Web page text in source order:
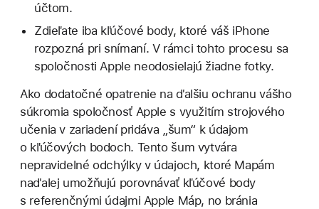
účtom.
Zdieľate iba kľúčové body, ktoré váš iPhone
rozpozná pri snímaní. V rámci tohto procesu sa
spoločnosti Apple neodosielajú žiadne fotky.
Ako dodatočné opatrenie na ďalšiu ochranu vášho
súkromia spoločnosť Apple s využitím strojového
učenia v zariadení pridáva „šum“ k údajom
o kľúčových bodoch. Tento šum vytvára
nepravidelné odchýlky v údajoch, ktoré Mapám
naďalej umožňujú porovnávať kľúčové body
s referenčnými údajmi Apple Máp, no bránia